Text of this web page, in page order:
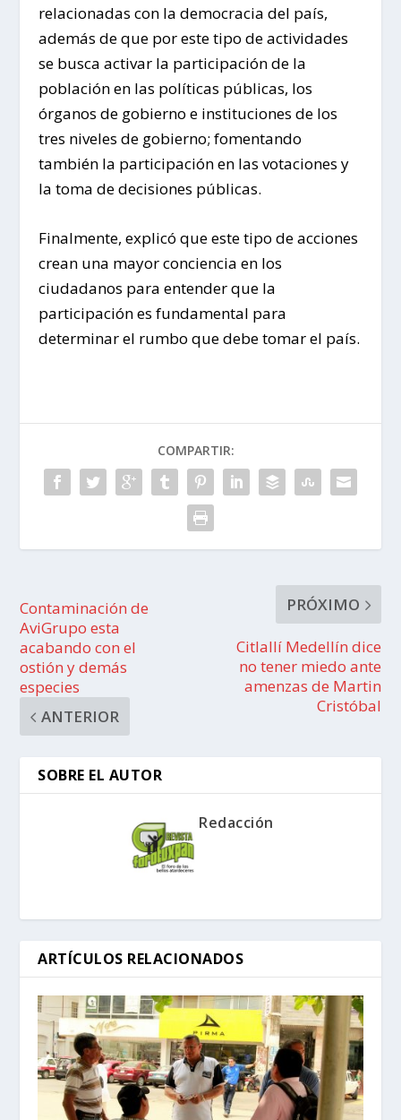
relacionadas con la democracia del país,
además de que por este tipo de actividades
se busca activar la participación de la
población en las políticas públicas, los
órganos de gobierno e instituciones de los
tres niveles de gobierno; fomentando
también la participación en las votaciones y
la toma de decisiones públicas.
Finalmente, explicó que este tipo de acciones
crean una mayor conciencia en los
ciudadanos para entender que la
participación es fundamental para
determinar el rumbo que debe tomar el país.
COMPARTIR:
Contaminación de
AviGrupo esta
acabando con el
ostión y demás
especies
ANTERIOR
PRÓXIMO
Citlallí Medellín dice
no tener miedo ante
amenzas de Martin
Cristóbal
SOBRE EL AUTOR
Redacción
ARTÍCULOS RELACIONADOS